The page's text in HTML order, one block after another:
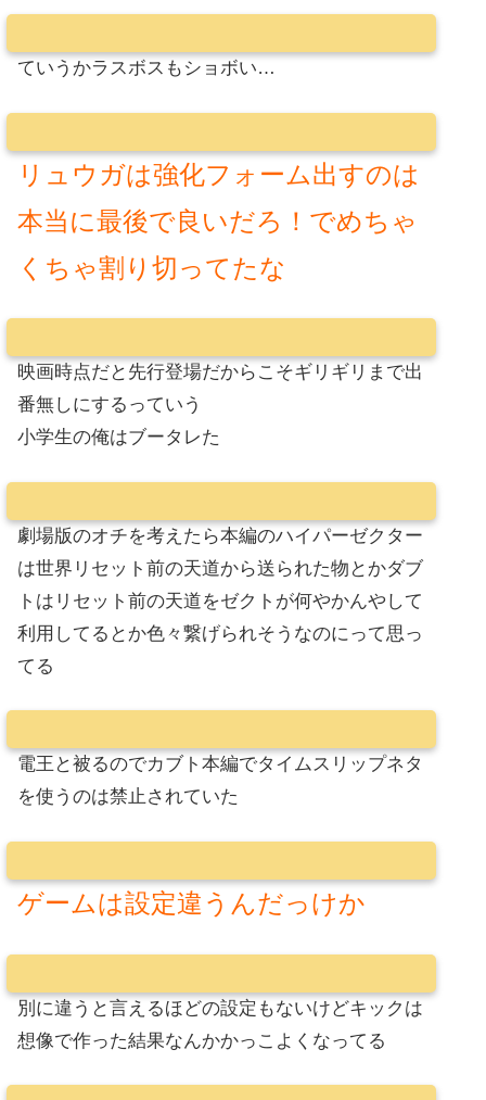
ていうかラスボスもショボい…
リュウガは強化フォーム出すのは
本当に最後で良いだろ！でめちゃ
くちゃ割り切ってたな
映画時点だと先行登場だからこそギリギリまで出
番無しにするっていう
小学生の俺はブータレた
劇場版のオチを考えたら本編のハイパーゼクター
は世界リセット前の天道から送られた物とかダブ
トはリセット前の天道をゼクトが何やかんやして
利用してるとか色々繋げられそうなのにって思っ
てる
電王と被るのでカブト本編でタイムスリップネタ
を使うのは禁止されていた
ゲームは設定違うんだっけか
別に違うと言えるほどの設定もないけどキックは
想像で作った結果なんかかっこよくなってる